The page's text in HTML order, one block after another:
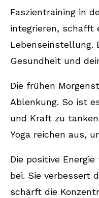
Wie kann
Morgenroutine
Faszientraining in
integrieren, schafft
Lebenseinstellung.
Gesundheit und
Die frühen
Ablenkung. So ist
und Kraft zu
Yoga reichen aus,
Die positive
bei. Sie verbessert
schärft die